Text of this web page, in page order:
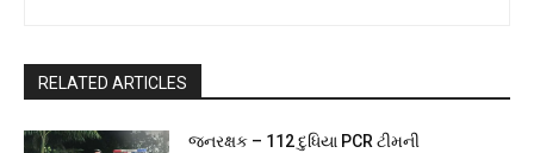
RELATED ARTICLES
જનરક્ષક – 112 દુધિયા PCR ટીમની